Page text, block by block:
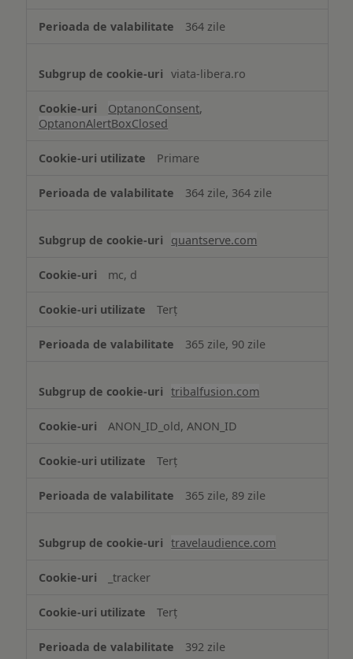
364 zile
viata-libera.ro
OptanonConsent,
OptanonAlertBoxClosed
Primare
364 zile, 364 zile
quantserve.com
mc, d
Terț
365 zile, 90 zile
tribalfusion.com
ANON_ID_old, ANON_ID
Terț
365 zile, 89 zile
travelaudience.com
_tracker
Terț
392 zile